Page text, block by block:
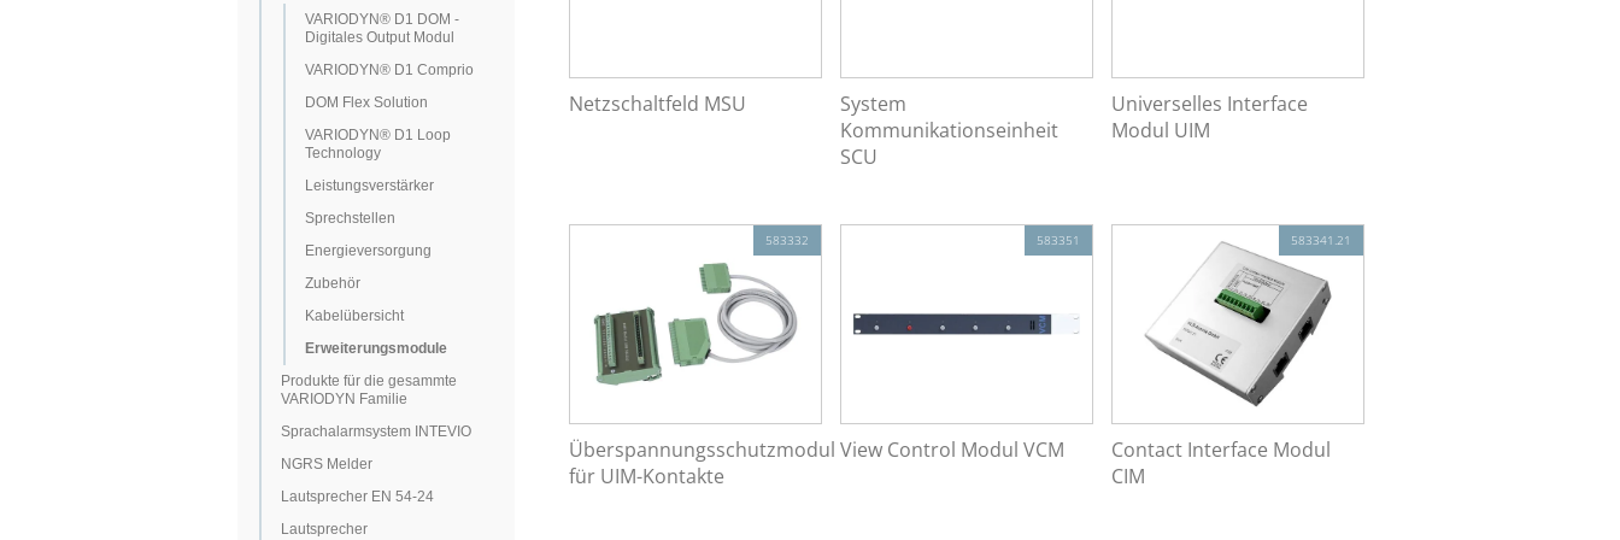
VARIODYN® D1 DOM -
Digitales Output Modul
VARIODYN® D1 Comprio
DOM Flex Solution
VARIODYN® D1 Loop
Technology
Leistungsverstärker
Sprechstellen
Energieversorgung
Zubehör
Kabelübersicht
Erweiterungsmodule
Produkte für die gesammte
VARIODYN Familie
Sprachalarmsystem INTEVIO
NGRS Melder
Lautsprecher EN 54-24
Lautsprecher
Netzschaltfeld MSU
System
Kommunikationseinheit
SCU
Universelles Interface
Modul UIM
583332
Überspannungsschutzmodul
für UIM-Kontakte
583351
View Control Modul VCM
583341.21
Contact Interface Modul
CIM